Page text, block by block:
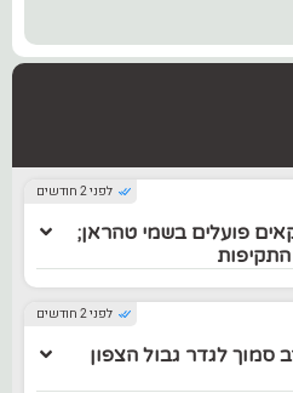
לפני 2 חודשים
פועלים בשמי טהראן;
לפני 2 חודשים
לגדר גבול הצפון